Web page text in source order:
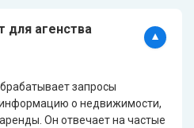
для агенства
запросы
о недвижимости,
Он отвечает на частые